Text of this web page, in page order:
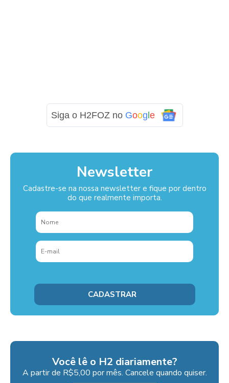
Siga o H2FOZ no Google
Newsletter
Cadastre-se na nossa newsletter e fique por dentro
do que realmente importa.
Você lê o H2 diariamente?
A partir de R$5,00 por mês. Cancele quando quiser.